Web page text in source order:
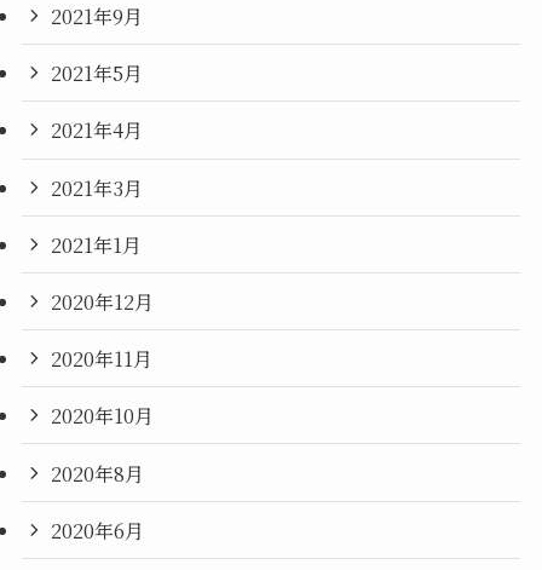
2021年9月
2021年5月
2021年4月
2021年3月
2021年1月
2020年12月
2020年11月
2020年10月
2020年8月
2020年6月